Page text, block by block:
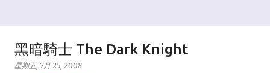
黑暗騎士 The Dark Knight
星期五, 7月 25, 2008